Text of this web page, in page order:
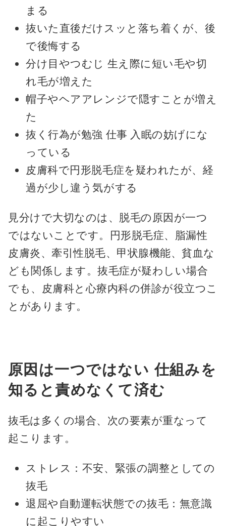
まる
抜いた直後だけスッと落ち着くが、後
で後悔する
分け目やつむじ 生え際に短い毛や切
れ毛が増えた
帽子やヘアアレンジで隠すことが増え
た
抜く行為が勉強 仕事 入眠の妨げにな
っている
皮膚科で円形脱毛症を疑われたが、経
過が少し違う気がする
見分けで大切なのは、脱毛の原因が一つ
ではないことです。円形脱毛症、脂漏性
皮膚炎、牽引性脱毛、甲状腺機能、貧血な
ども関係します。抜毛症が疑わしい場合
でも、皮膚科と心療内科の併診が役立つこ
とがあります。
原因は一つではない 仕組みを
知ると責めなくて済む
抜毛は多くの場合、次の要素が重なって
起こります。
ストレス：不安、緊張の調整としての
抜毛
退屈や自動運転状態での抜毛：無意識
に起こりやすい